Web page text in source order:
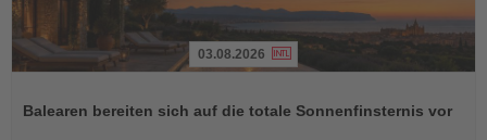
die
03.08.2026
Balearen bereiten sich auf die totale Sonnenfinsternis vor